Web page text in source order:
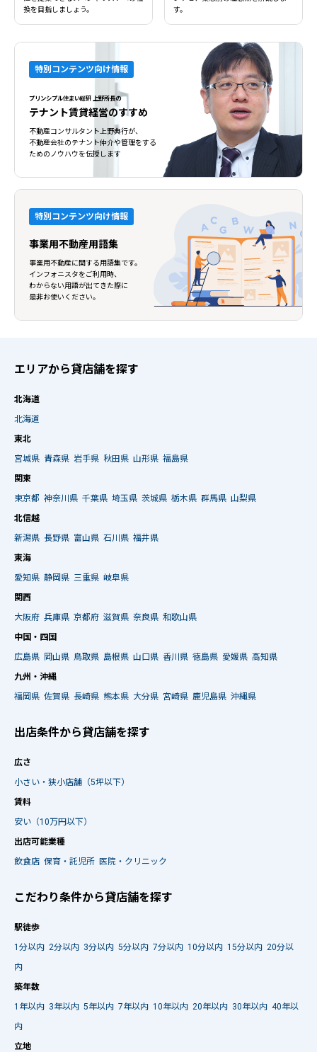
換を目指しましょう。
す。
特別コンテンツ向け情報
プリンシプル住まい総研 上野所長の
テナント賃貸経営のすすめ
不動産コンサルタント上野典行が、
不動産会社のテナント仲介や管理をする
ためのノウハウを伝授します
特別コンテンツ向け情報
事業用不動産用語集
事業用不動産に関する用語集です。
インフォニスタをご利用時、
わからない用語が出てきた際に
是非お使いください。
エリアから貸店舗を探す
北海道
北海道
東北
宮城県 青森県 岩手県 秋田県 山形県 福島県
関東
東京都 神奈川県 千葉県 埼玉県 茨城県 栃木県 群馬県 山梨県
北信越
新潟県 長野県 富山県 石川県 福井県
東海
愛知県 静岡県 三重県 岐阜県
関西
大阪府 兵庫県 京都府 滋賀県 奈良県 和歌山県
中国・四国
広島県 岡山県 鳥取県 島根県 山口県 香川県 徳島県 愛媛県 高知県
九州・沖縄
福岡県 佐賀県 長崎県 熊本県 大分県 宮崎県 鹿児島県 沖縄県
出店条件から貸店舗を探す
広さ
小さい・狭小店舗（5坪以下）
賃料
安い（10万円以下）
出店可能業種
飲食店 保育・託児所 医院・クリニック
こだわり条件から貸店舗を探す
駅徒歩
1分以内 2分以内 3分以内 5分以内 7分以内 10分以内 15分以内 20分以
内
築年数
1年以内 3年以内 5年以内 7年以内 10年以内 20年以内 30年以内 40年以
内
立地